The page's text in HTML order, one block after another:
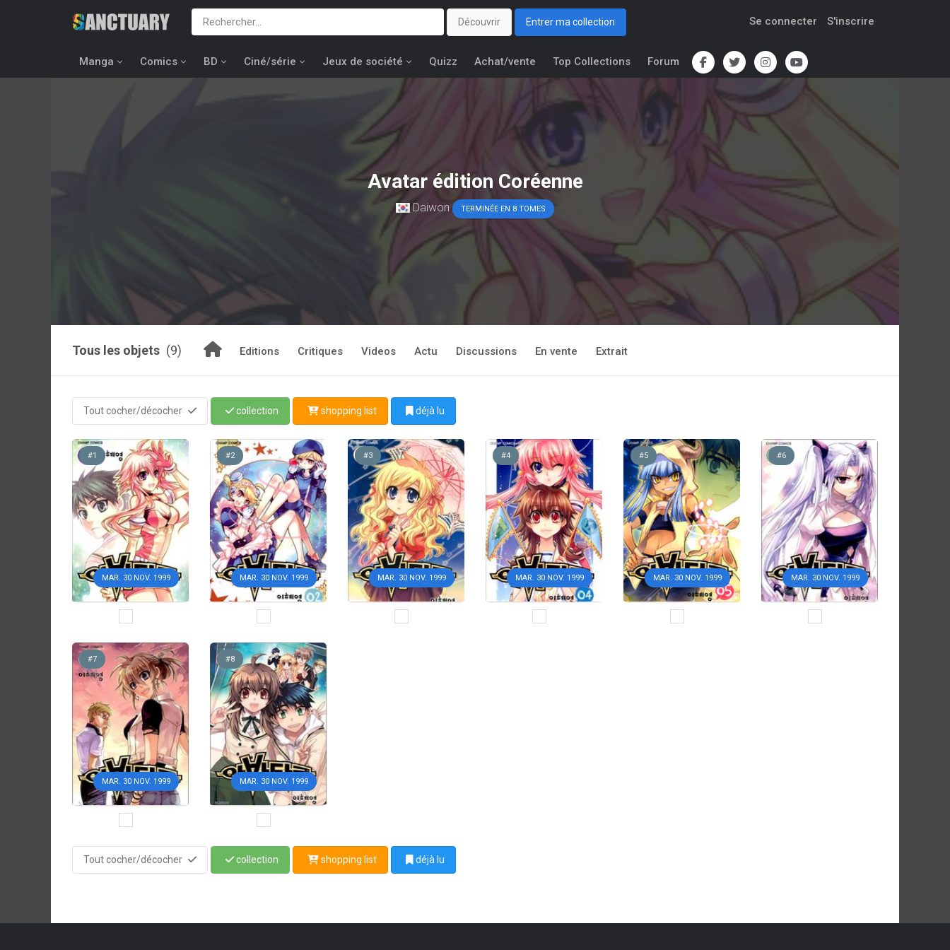
Découvrir Entrer ma collection Se connecter S'inscrire
Manga Comics BD Ciné/série Jeux de société Quizz Achat/vente Top Collections Forum
Avatar édition Coréenne
Daiwon TERMINÉE EN 8 TOMES
Tous les objets (9) Editions Critiques Videos Actu Discussions En vente Extrait
Tout cocher/décocher collection shopping list déjà lu
MAR. 30 NOV. 1999
#1
MAR. 30 NOV. 1999
#2
MAR. 30 NOV. 1999
#3
MAR. 30 NOV. 1999
#4
MAR. 30 NOV. 1999
#5
MAR. 30 NOV. 1999
#6
MAR. 30 NOV. 1999
#7
MAR. 30 NOV. 1999
#8
Tout cocher/décocher collection shopping list déjà lu